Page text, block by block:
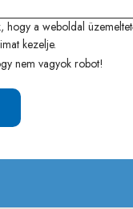
hogy a weboldal
kezelje.
nem vagyok robot!